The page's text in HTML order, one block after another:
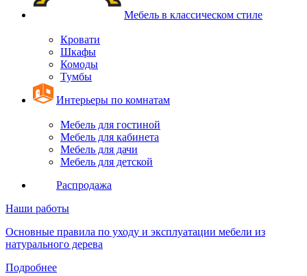
Мебель в классическом стиле
Кровати
Шкафы
Комоды
Тумбы
Интерьеры по комнатам
Мебель для гостиной
Мебель для кабинета
Мебель для дачи
Мебель для детской
Распродажа
Наши работы
Основные правила по уходу и эксплуатации мебели из
натурального дерева
Подробнее